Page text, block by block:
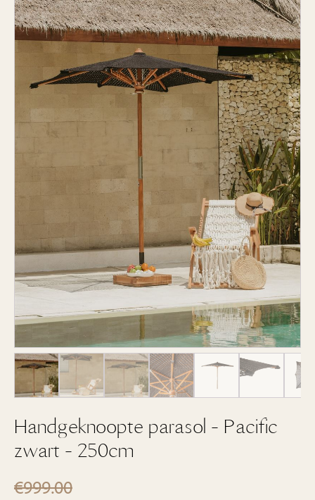
Handgeknoopte parasol - Pacific
zwart - 250cm
€999.00